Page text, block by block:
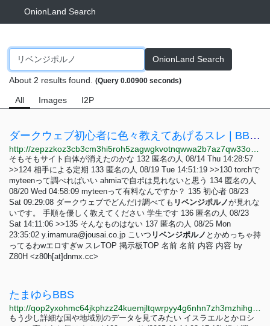
OnionLand Search
OnionLand Search
About 2 results found. (Query 0.00900 seconds)
All Images I2P
ダークウェブ初心者に色々教えてあげるスレ | BBS - Z80H
そもそもサイト自体が消えたのかな 132 匿名の人 08/14 Thu 14:28:57
>>124 相手による定期 133 匿名の人 08/19 Tue 14:51:19 >>130 torchで
myteenって調べればいい ahmiaで自ポは見れないと思う 134 匿名の人
08/20 Wed 04:58:09 myteenって有料なんですか？ 135 初心者 08/23
Sat 09:29:08 ダークウェブでどんだけ調べても リベンジポルノが見れな
いです。 手順を優しく教えてください 学生です 136 匿名の人 08/23
Sat 14:11:06 >>135 そんなものはない 137 匿名の人 08/25 Mon
23:35:02 y.imamura@jousai.co.jp こいつ リベンジポルノ とかめっちゃ持
ってるわwエロすぎw スレTOP 掲示板TOP 名前 名前 内容 内容 by
Z80H <z80h[at]dnmx.cc>
たまゆらBBS
もう少し詳細な国や地域別のデータを見てみたい イスラエルとかロシ